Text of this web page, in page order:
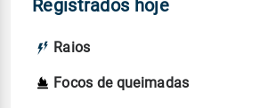
Registrados hoje
Raios
Focos de queimadas